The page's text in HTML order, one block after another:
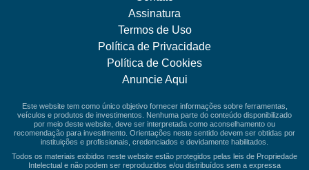
Assinatura
Termos de Uso
Política de Privacidade
Política de Cookies
Anuncie Aqui
Este website tem como único objetivo fornecer informações sobre ferramentas,
veículos e produtos de investimentos. Nenhuma parte do conteúdo disponibilizado
por meio deste website, deve ser interpretada como aconselhamento ou
recomendação para investimento. Orientações neste sentido devem ser obtidas por
instituições e profissionais, credenciados e devidamente habilitados.
Todos os materiais exibidos neste website estão protegidos pelas leis de Propriedade
Intelectual e não podem ser reproduzidos e/ou distribuídos sem a expressa